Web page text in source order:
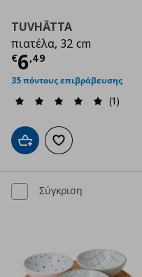
TUVHÄTTA
πιατέλα, 32 cm
€6,49
Τρέχουσα
35 πόντους επιβράβευσης
(1)
Προσθήκη στο καλάθι
Προσθήκη στα
Σύγκριση